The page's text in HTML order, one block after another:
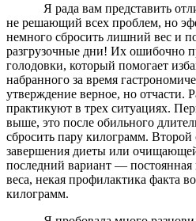
Я рада вам представить
не решающий всех проблем, но
немного сбросить лишний вес и
разгрузочные дни! Их ошибочно
голодовки, который помогает
набранного за время
утверждение верное, но отчасти.
практикуют в трех ситуациях.
выше, это после обильного
сбросить пару килограмм.
завершения диеты или
последний вариант — постоянная
веса, некая профилактика факта
килограмм.